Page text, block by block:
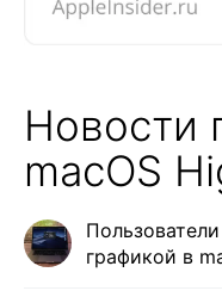
Новости
macOS
графикой в